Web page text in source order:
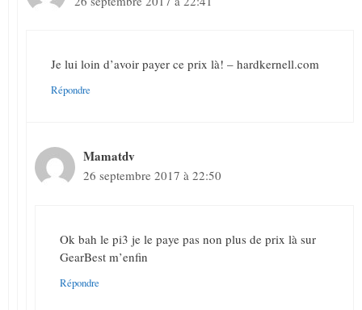
Je lui loin d’avoir payer ce prix là! – hardkernell.com
Répondre
Mamatdv
26 septembre 2017 à 22:50
Ok bah le pi3 je le paye pas non plus de prix là sur
GearBest m’enfin
Répondre